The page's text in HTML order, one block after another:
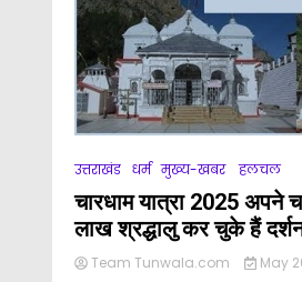
उत्तराखंड धर्म मुख्य-खबर हलचल
चारधाम यात्रा 2025
लाख श्रद्धालु कर चुके हैं
Team Tunwala.com May